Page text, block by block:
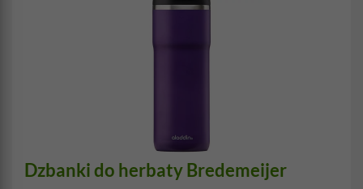
Dzbanki do herbaty Bredemeijer